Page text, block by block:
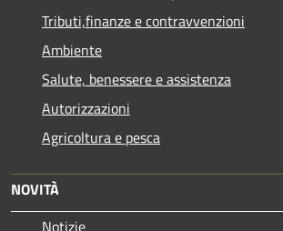
Tributi,finanze e contravvenzioni
Ambiente
Salute, benessere e assistenza
Autorizzazioni
Agricoltura e pesca
NOVITÀ
Notizie